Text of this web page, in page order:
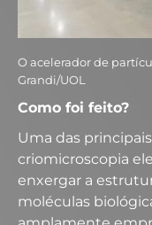
O acelerador de
Grandi/UOL
Como foi feito?
Uma das
criomicroscopia
enxergar a
moléculas